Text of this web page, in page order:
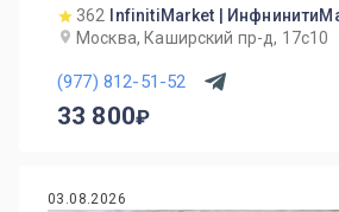
362
InfinitiMarket |
Москва, Каширский пр-д, 17с10
(977) 812-51-52
33 800
03.08.2026